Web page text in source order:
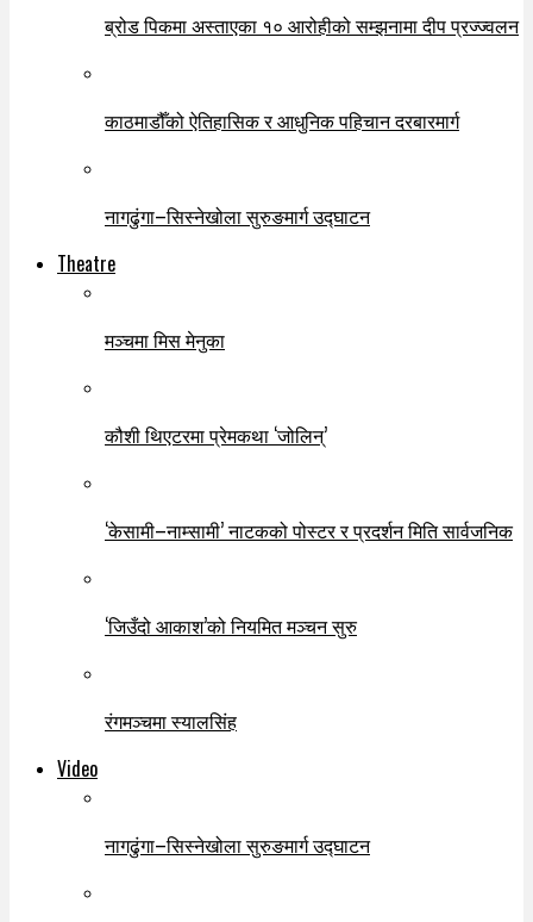
ब्रोड पिकमा अस्ताएका १० आरोहीको सम्झनामा दीप प्रज्ज्वलन
काठमाडौँको ऐतिहासिक र आधुनिक पहिचान दरबारमार्ग
नागढुंगा–सिस्नेखोला सुरुङमार्ग उद्घाटन
Theatre
मञ्चमा मिस मेनुका
कौशी थिएटरमा प्रेमकथा ‘जोलिन्’
‘केसामी–नाम्सामी’ नाटकको पोस्टर र प्रदर्शन मिति सार्वजनिक
‘जिउँदो आकाश’को नियमित मञ्चन सुरु
रंगमञ्चमा स्यालसिंह
Video
नागढुंगा–सिस्नेखोला सुरुङमार्ग उद्घाटन